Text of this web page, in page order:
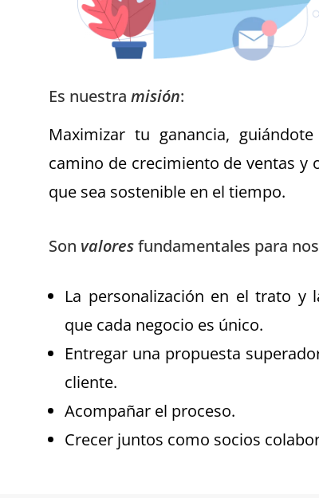
Es nuestra misión:
Maximizar tu ganancia,
camino de crecimiento de ventas y
que sea sostenible en el tiempo.
Son valoresfundamentales para
La personalización en el trato y
que cada negocio es único.
Entregar una propuesta
cliente.
Acompañar el proceso.
Crecer juntos como socios